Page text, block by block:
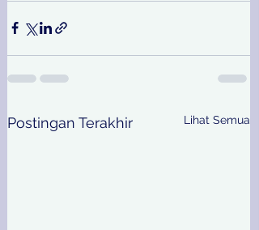
Postingan Terakhir Lihat Semua